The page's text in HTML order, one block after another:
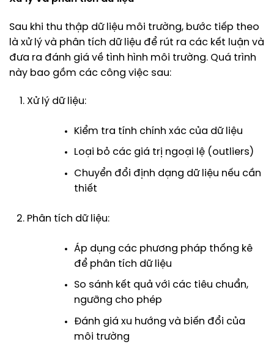
Sau khi thu thập dữ liệu môi trường, bước tiếp theo
là xử lý và phân tích dữ liệu để rút ra các kết luận và
đưa ra đánh giá về tình hình môi trường. Quá trình
này bao gồm các công việc sau:
Xử lý dữ liệu:
Kiểm tra tính chính xác của dữ liệu
Loại bỏ các giá trị ngoại lệ (outliers)
Chuyển đổi định dạng dữ liệu nếu cần
thiết
Phân tích dữ liệu:
Áp dụng các phương pháp thống kê
để phân tích dữ liệu
So sánh kết quả với các tiêu chuẩn,
ngưỡng cho phép
Đánh giá xu hướng và biến đổi của
môi trường